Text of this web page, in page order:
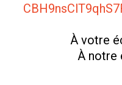
À votre
À notre